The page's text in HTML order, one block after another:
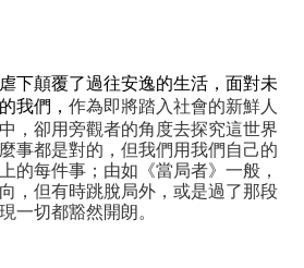
下顛覆了過往安逸的生活，面對未
我們，作為即將踏入社會的新鮮人
，卻用旁觀者的角度去探究這世界
事都是對的，但我們用我們自己的
的每件事；由如《當局者》一般，
，但有時跳脫局外，或是過了那段
一切都豁然開朗。